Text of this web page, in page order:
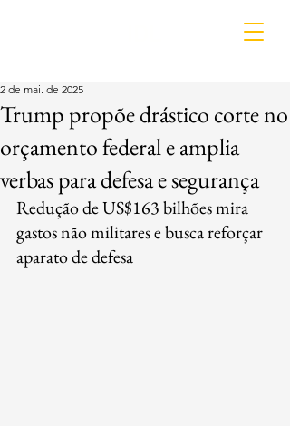
Trump propõe drástico corte no
orçamento federal e amplia
verbas para defesa e segurança
2 de mai. de 2025
Redução de US$163 bilhões mira
gastos não militares e busca reforçar
aparato de defesa